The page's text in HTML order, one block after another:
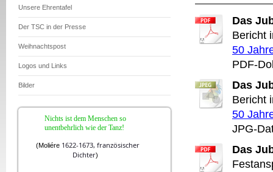
Unsere Ehrentafel
Der TSC in der Presse
Weihnachtspost
Logos und Links
Bilder
Nichts ist dem Menschen so
unentbehrlich wie der Tanz!
(Moliére 1622-1673, französischer
Dichter)
Das
Bericht
50
PDF-
Das
Bericht
50
JPG-
Das